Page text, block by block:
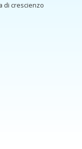
di crescienzo